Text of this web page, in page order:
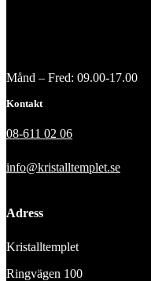
Månd – Fred: 09.00-17.00
Kontakt
08-611 02 06
info@kristalltemplet.se
Adress
Kristalltemplet
Ringvägen 100